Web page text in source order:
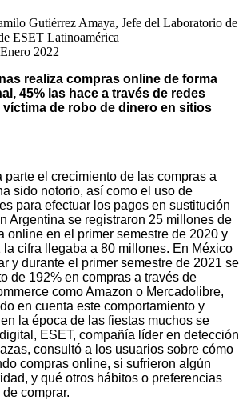
Gutiérrez Amaya, Jefe del Laboratorio de
ESET Latinoamérica
2022
realiza compras online de forma
45% las hace a través de redes
víctima de robo de dinero en sitios
parte el crecimiento de las compras a
sido notorio, así como el uso de
para efectuar los pagos en sustitución
Argentina se registraron 25 millones de
online en el primer semestre de 2020 y
la cifra llegaba a 80 millones. En México
y durante el primer semestre de 2021 se
de 192% en compras a través de
como Amazon o Mercadolibre,
en cuenta este comportamiento y
la época de las fiestas muchos se
ESET, compañía líder en detección
consultó a los usuarios sobre cómo
compras online, si sufrieron algún
y qué otros hábitos o preferencias
comprar.